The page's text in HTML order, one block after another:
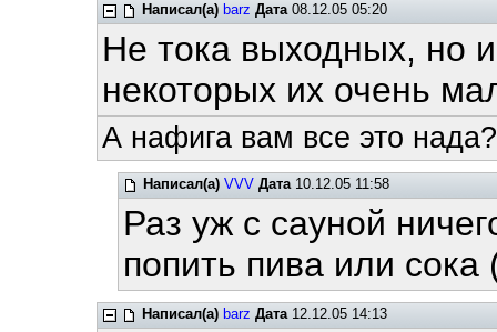
Написал(а) barz Дата08.12.05 05:20
Не тока выходных, но
некоторых их очень
А нафига вам все это нада?
Написал(а) VVV Дата10.12.05 11:58
Раз уж с сауной
попить пива или сока
Написал(а) barz Дата12.12.05 14:13